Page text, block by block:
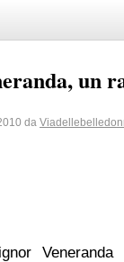
un
da